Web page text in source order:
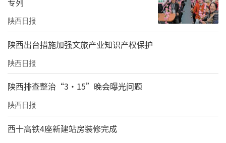
陕西日报
​陕西出台措施加强文旅产业知识产权保护
陕西日报
陕西排查整治“3·15”晚会曝光问题
陕西日报
西十高铁4座新建站房装修完成